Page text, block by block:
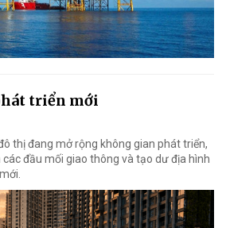
triển mới
thị đang mở rộng không gian phát triển,
đầu mối giao thông và tạo dư địa hình